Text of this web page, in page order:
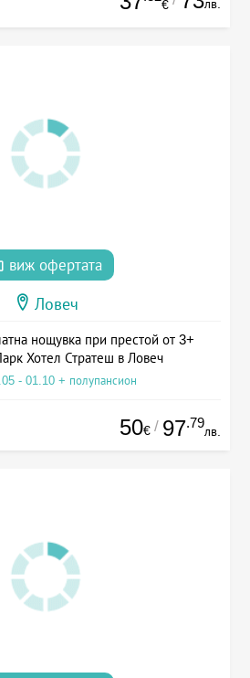
€ лв.
виж офертата
Ловеч
нощувка при престой от 3+
Хотел Стратеш в Ловеч
- 01.10 + полупансион
50€ / 97.79
лв.